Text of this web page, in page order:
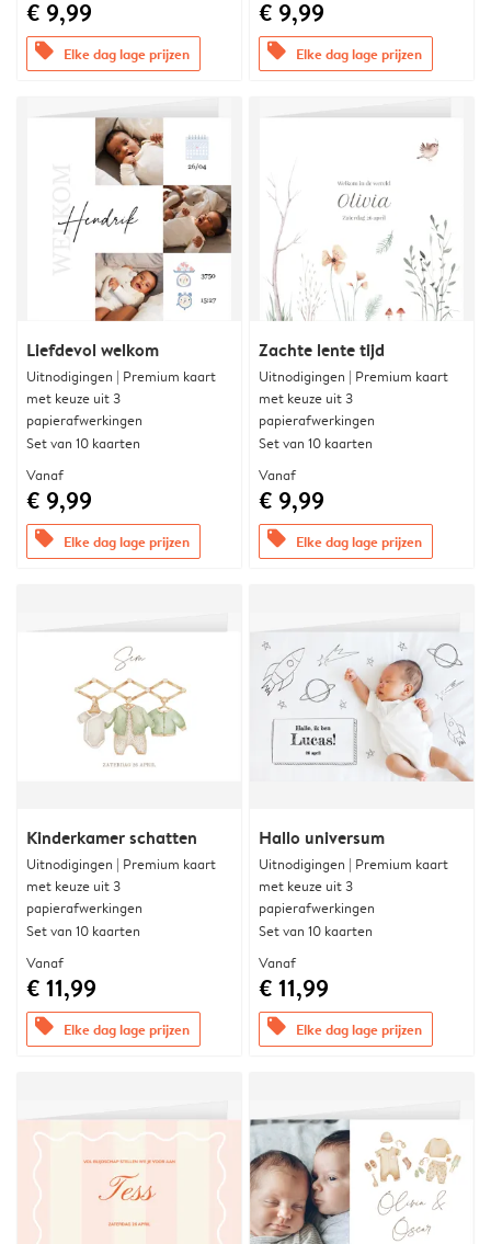
€ 9,99
offers Elke dag lage prijzen
€ 9,99
offers Elke dag lage prijzen
Liefdevol welkom
Uitnodigingen | Premium kaart
met keuze uit 3
papierafwerkingen
Set van 10 kaarten
Vanaf
€ 9,99
offers Elke dag lage prijzen
Zachte lente tijd
Uitnodigingen | Premium kaart
met keuze uit 3
papierafwerkingen
Set van 10 kaarten
Vanaf
€ 9,99
offers Elke dag lage prijzen
Kinderkamer schatten
Uitnodigingen | Premium kaart
met keuze uit 3
papierafwerkingen
Set van 10 kaarten
Vanaf
€ 11,99
offers Elke dag lage prijzen
Hallo universum
Uitnodigingen | Premium kaart
met keuze uit 3
papierafwerkingen
Set van 10 kaarten
Vanaf
€ 11,99
offers Elke dag lage prijzen